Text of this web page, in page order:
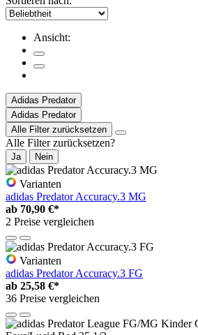
Ansicht:
Adidas Predator
Adidas Predator
Alle Filter zurücksetzen
Alle Filter zurücksetzen?
Ja Nein
Varianten
adidas Predator Accuracy.3 MG
ab 70,90 €*
2 Preise vergleichen
Varianten
adidas Predator Accuracy.3 FG
ab 25,58 €*
36 Preise vergleichen